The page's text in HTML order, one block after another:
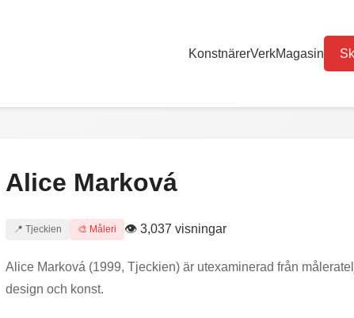
KonstnärerVerkMagasin
Alice Marková
📍 Tjeckien 🎨 Måleri 👁 3,037 visningar
Alice Marková (1999, Tjeckien) är utexaminerad från
design och konst.